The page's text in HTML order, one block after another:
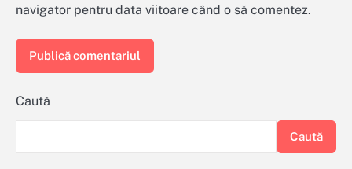
navigator pentru data viitoare când o să comentez.
Caută
Caută